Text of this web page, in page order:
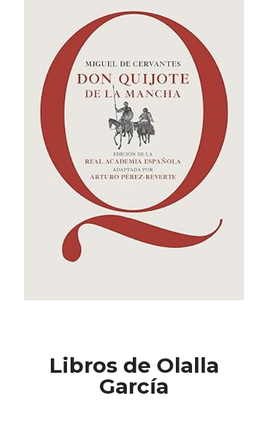
Libros de Olalla
García